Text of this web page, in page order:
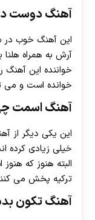
آهنگ دوست
آرش به همراه
خواننده این
خوانده است و می
آهنگ اسمت
این یکی دیگر از
البته هنوز که
ترکیه پخش می
آهنگ تکون